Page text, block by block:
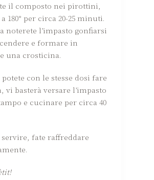
il composto nei pirottini,
180° per circa 20-25 minuti.
noterete l’impasto gonfiarsi
e formare in
una crosticina.
potete con le stesse dosi fare
vi basterà versare l’impasto
e cucinare per circa 40
fate raffreddare